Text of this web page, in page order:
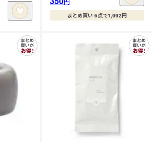
まとめ買い 6点で1,992円